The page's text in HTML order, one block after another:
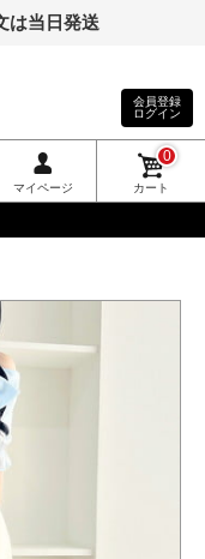
は当日発送
会員登録
ログイン
マイページ カート
0